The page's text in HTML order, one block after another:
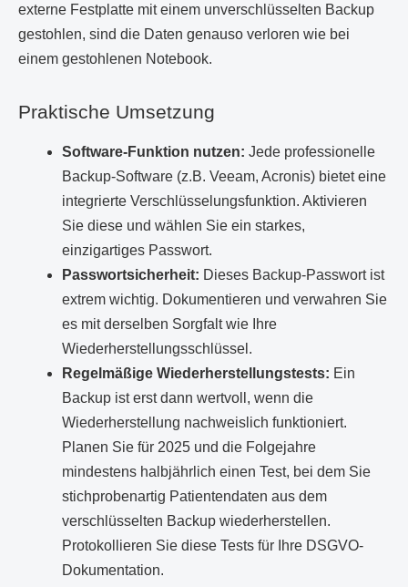
externe Festplatte mit einem unverschlüsselten Backup
gestohlen, sind die Daten genauso verloren wie bei
einem gestohlenen Notebook.
Praktische Umsetzung
Software-Funktion nutzen: Jede professionelle
Backup-Software (z.B. Veeam, Acronis) bietet eine
integrierte Verschlüsselungsfunktion. Aktivieren
Sie diese und wählen Sie ein starkes,
einzigartiges Passwort.
Passwortsicherheit: Dieses Backup-Passwort ist
extrem wichtig. Dokumentieren und verwahren Sie
es mit derselben Sorgfalt wie Ihre
Wiederherstellungsschlüssel.
Regelmäßige Wiederherstellungstests: Ein
Backup ist erst dann wertvoll, wenn die
Wiederherstellung nachweislich funktioniert.
Planen Sie für 2025 und die Folgejahre
mindestens halbjährlich einen Test, bei dem Sie
stichprobenartig Patientendaten aus dem
verschlüsselten Backup wiederherstellen.
Protokollieren Sie diese Tests für Ihre DSGVO-
Dokumentation.